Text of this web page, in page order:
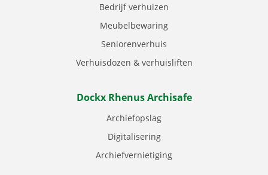
Bedrijf verhuizen
Meubelbewaring
Seniorenverhuis
Verhuisdozen & verhuisliften
Dockx Rhenus Archisafe
Archiefopslag
Digitalisering
Archiefvernietiging